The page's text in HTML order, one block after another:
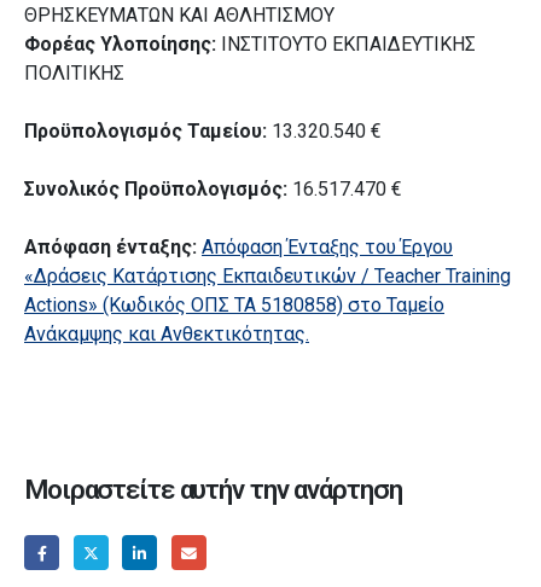
ΘΡΗΣΚΕΥΜΑΤΩΝ ΚΑΙ ΑΘΛΗΤΙΣΜΟΥ
Φορέας Υλοποίησης: ΙΝΣΤΙΤΟΥΤΟ ΕΚΠΑΙΔΕΥΤΙΚΗΣ
ΠΟΛΙΤΙΚΗΣ
Προϋπολογισμός Ταμείου: 13.320.540 €
Συνολικός Προϋπολογισμός: 16.517.470 €
Απόφαση ένταξης: Απόφαση Ένταξης του Έργου
«Δράσεις Κατάρτισης Εκπαιδευτικών / Teacher Training
Actions» (Κωδικός ΟΠΣ ΤΑ 5180858) στο Ταμείο
Ανάκαμψης και Ανθεκτικότητας.
Μοιραστείτε αυτήν την ανάρτηση